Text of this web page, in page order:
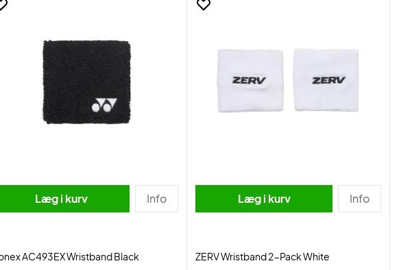
Læg i kurv Info
AC493EX Wristband Black
Læg i kurv Info
ZERV Wristband 2-Pack White